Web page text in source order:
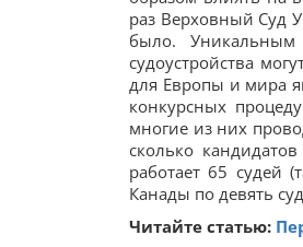
раз Верховный Суд
было.
судоустройства
для Европы и мира
конкурсных
многие из них
сколько
работает 65 судей
Канады по девять
Читайте статью: